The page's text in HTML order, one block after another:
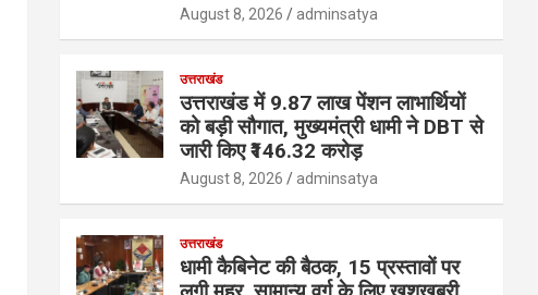
August 8, 2026 adminsatya
उत्तराखंड
उत्तराखंड में 9.87 लाख पेंशन लाभार्थियों
को बड़ी सौगात, मुख्यमंत्री धामी ने DBT से
जारी किए ₹146.32 करोड़
August 8, 2026 adminsatya
उत्तराखंड
धामी कैबिनेट की बैठक, 15 प्रस्तावों पर